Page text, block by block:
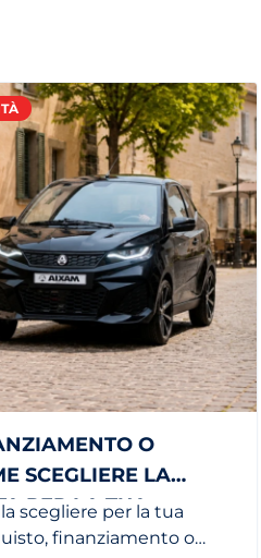
O
SCEGLIERE LA
PER LA TUA
scegliere per la tua
finanziamento o